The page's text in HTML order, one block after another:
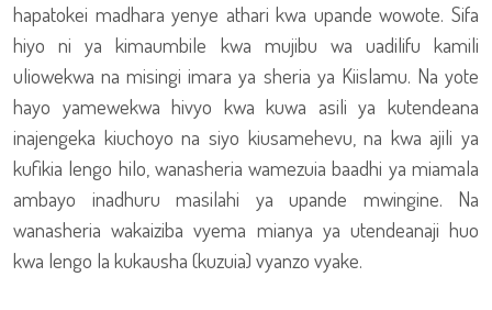
hapatokei madhara yenye athari kwa upande wowote. Sifa
hiyo ni ya kimaumbile kwa mujibu wa uadilifu kamili
uliowekwa na misingi imara ya sheria ya Kiislamu. Na yote
hayo yamewekwa hivyo kwa kuwa asili ya kutendeana
inajengeka kiuchoyo na siyo kiusamehevu, na kwa ajili ya
kufikia lengo hilo, wanasheria wamezuia baadhi ya miamala
ambayo inadhuru masilahi ya upande mwingine. Na
wanasheria wakaiziba vyema mianya ya utendeanaji huo
kwa lengo la kukausha (kuzuia) vyanzo vyake.